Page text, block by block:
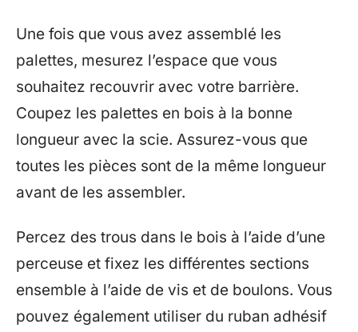
Une fois que vous avez assemblé les
palettes, mesurez l’espace que vous
souhaitez recouvrir avec votre barrière.
Coupez les palettes en bois à la bonne
longueur avec la scie. Assurez-vous que
toutes les pièces sont de la même longueur
avant de les assembler.
Percez des trous dans le bois à l’aide d’une
perceuse et fixez les différentes sections
ensemble à l’aide de vis et de boulons. Vous
pouvez également utiliser du ruban adhésif